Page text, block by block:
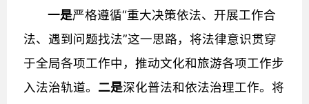
一是严格遵循“重大决策依法、开展工作合
法、遇到问题找法”这一思路，将法律意识贯穿
于全局各项工作中，推动文化和旅游各项工作步
入法治轨道。 二是深化普法和依法治理工作。将